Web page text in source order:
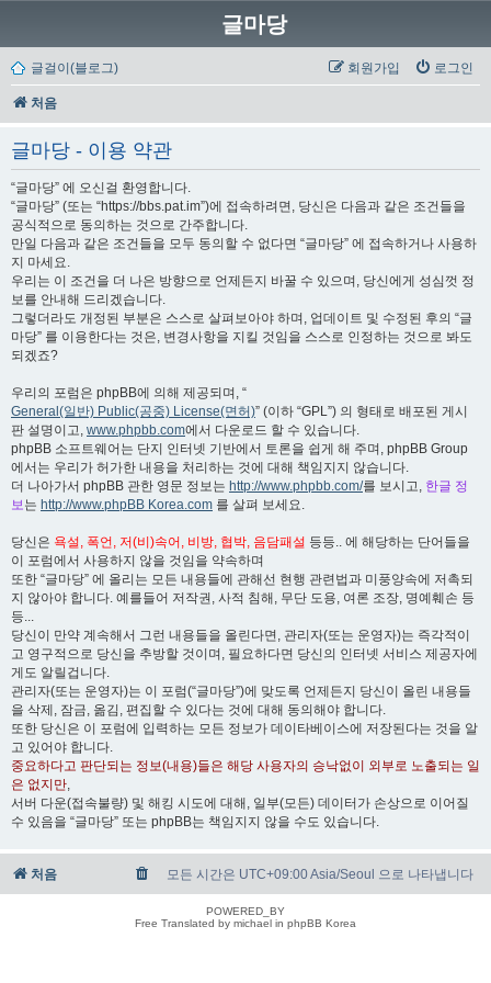
글마당
글걸이(블로그) 로그인
회원가입
처음
글마당 - 이용 약관
“글마당” 에 오신걸 환영합니다.
“글마당” (또는 “https://bbs.pat.im”)에 접속하려면, 당신은 다음과 같은 조건들을
공식적으로 동의하는 것으로 간주합니다.
만일 다음과 같은 조건들을 모두 동의할 수 없다면 “글마당” 에 접속하거나 사용하
지 마세요.
우리는 이 조건을 더 나은 방향으로 언제든지 바꿀 수 있으며, 당신에게 성심껏 정
보를 안내해 드리겠습니다.
그렇더라도 개정된 부분은 스스로 살펴보아야 하며, 업데이트 및 수정된 후의 “글
마당” 를 이용한다는 것은, 변경사항을 지킬 것임을 스스로 인정하는 것으로 봐도
되겠죠?
우리의 포럼은 phpBB에 의해 제공되며, “
General(일반) Public(공중) License(면허)” (이하 “GPL”) 의 형태로 배포된 게시
판 설명이고, www.phpbb.com에서 다운로드 할 수 있습니다.
phpBB 소프트웨어는 단지 인터넷 기반에서 토론을 쉽게 해 주며, phpBB Group
에서는 우리가 허가한 내용을 처리하는 것에 대해 책임지지 않습니다.
더 나아가서 phpBB 관한 영문 정보는 http://www.phpbb.com/를 보시고, 한글 정
보는 http://www.phpBB Korea.com 를 살펴 보세요.
당신은 욕설, 폭언, 저(비)속어, 비방, 협박, 음담패설 등등.. 에 해당하는 단어들을
이 포럼에서 사용하지 않을 것임을 약속하며
또한 “글마당” 에 올리는 모든 내용들에 관해선 현행 관련법과 미풍양속에 저촉되
지 않아야 합니다. 예를들어 저작권, 사적 침해, 무단 도용, 여론 조장, 명예훼손 등
등...
당신이 만약 계속해서 그런 내용들을 올린다면, 관리자(또는 운영자)는 즉각적이
고 영구적으로 당신을 추방할 것이며, 필요하다면 당신의 인터넷 서비스 제공자에
게도 알릴겁니다.
관리자(또는 운영자)는 이 포럼(“글마당”)에 맞도록 언제든지 당신이 올린 내용들
을 삭제, 잠금, 옮김, 편집할 수 있다는 것에 대해 동의해야 합니다.
또한 당신은 이 포럼에 입력하는 모든 정보가 데이타베이스에 저장된다는 것을 알
고 있어야 합니다.
중요하다고 판단되는 정보(내용)들은 해당 사용자의 승낙없이 외부로 노출되는 일
은 없지만,
서버 다운(접속불량) 및 해킹 시도에 대해, 일부(모든) 데이터가 손상으로 이어질
수 있음을 “글마당” 또는 phpBB는 책임지지 않을 수도 있습니다.
처음 모든 시간은 UTC+09:00 Asia/Seoul 으로 나타냅니다
POWERED_BY
Free Translated by michael in phpBB Korea